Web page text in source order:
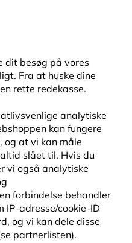
dit besøg på vores
Fra at huske dine
rette redekasse.
analytiske
kan fungere
og at vi kan måle
slået til. Hvis du
vi også analytiske
forbindelse behandler
IP-adresse/cookie-ID
og vi kan dele disse
partnerlisten).
i 11 lande
499 kr.